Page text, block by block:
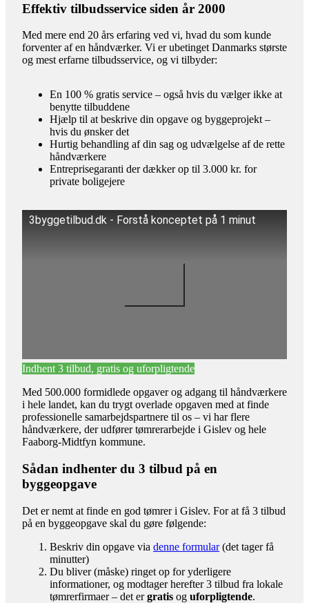
Effektiv tilbudsservice siden år 2000
Med mere end 20 års erfaring ved vi, hvad du som kunde
forventer af en håndværker. Vi er ubetinget Danmarks største
og mest erfarne tilbudsservice, og vi tilbyder:
En 100 % gratis service – også hvis du vælger ikke at
benytte tilbuddene
Hjælp til at beskrive din opgave og byggeprojekt –
hvis du ønsker det
Hurtig behandling af din sag og udvælgelse af de rette
håndværkere
Entreprisegaranti der dækker op til 3.000 kr. for
private boligejere
3byggetilbud.dk - Forstå konceptet på 1 minut
Indhent 3 tilbud, gratis og uforpligtende
Med 500.000 formidlede opgaver og adgang til håndværkere
i hele landet, kan du trygt overlade opgaven med at finde
professionelle samarbejdspartnere til os – vi har flere
håndværkere, der udfører tømrerarbejde i Gislev og hele
Faaborg-Midtfyn kommune.
Sådan indhenter du 3 tilbud på en
byggeopgave
Det er nemt at finde en god tømrer i Gislev. For at få 3 tilbud
på en byggeopgave skal du gøre følgende:
Beskriv din opgave via denne formular(det tager få
minutter)
Du bliver (måske) ringet op for yderligere
informationer, og modtager herefter 3 tilbud fra lokale
tømrerfirmaer – det ergratis og uforpligtende.